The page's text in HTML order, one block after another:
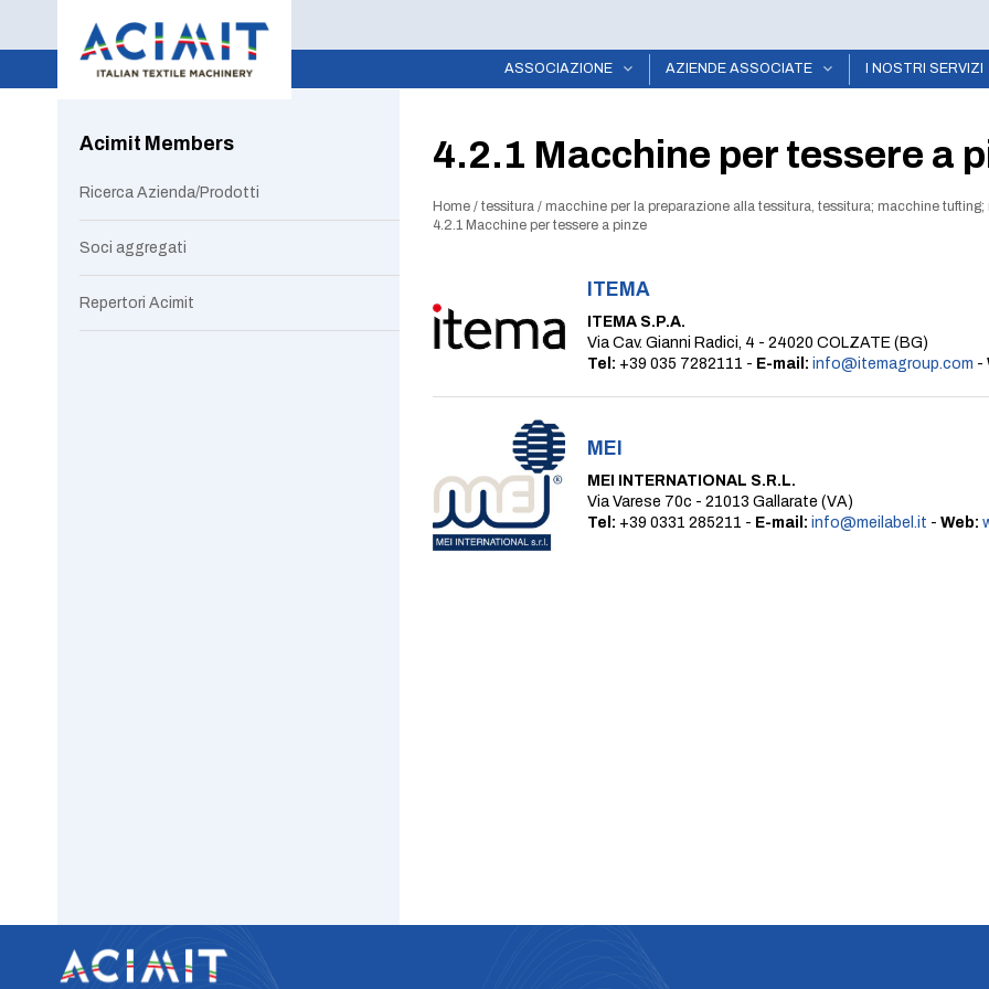
ASSOCIAZIONE AZIENDE ASSOCIATE I NOSTRI SERVIZI
4.2.1 Macchine per tessere a
Home / tessitura / macchine per la preparazione alla tessitura, tessitura; macchine
4.2.1 Macchine per tessere a pinze
ITEMA
ITEMA S.P.A.
Via Cav. Gianni Radici, 4 - 24020 COLZATE (BG)
Tel: +39 035 7282111 - E-mail: info@itemagroup.com -
MEI
MEI INTERNATIONAL S.R.L.
Via Varese 70c - 21013 Gallarate (VA)
Tel: +39 0331 285211 - E-mail: info@meilabel.it - Web:
Acimit Members
Ricerca Azienda/Prodotti
Soci aggregati
Repertori Acimit